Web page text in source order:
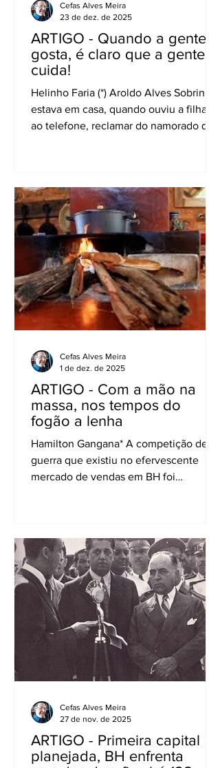
ARTIGO - Quando a gente
gosta, é claro que a gente
cuida!
Helinho Faria (*) Aroldo Alves Sobrinho
estava em casa, quando ouviu a filha,
ao telefone, reclamar do namorado que
clássicos da MPB, “Sozinho”, gravada
por Sandra de Sá e Caetano Veloso,
entre outros. A canção diz: “Por que
você me deixa tão solto? Por que você
não cola em mim? Tô me sentindo
muito sozinho... Quando a gente gosta
é claro que a gente cuida!” Mas o
Cefas Alves Meira
23 de dez. de 2025
ARTIGO - Com a mão na
massa, nos tempos do
fogão a lenha
Hamilton Gangana* A competição de
guerra que existiu no efervescente
mercado de vendas em BH foi
Mobiliário Fiel, Floriano Nogueira da
Gama, Casa do Rádio - A Televisão,
Pep’s, São José, Sears e Baú da
Felicidade fizeram história disputando
clientes na área central, onde se
concentrava o movimento, que evoluiu
com Arapuã, Pão de Açúcar, Casas
Bahia, Ponto Frio e Magaz
Cefas Alves Meira
1 de dez. de 2025
ARTIGO - Primeira capital
planejada, BH enfrenta
Cefas Alves Meira
27 de nov. de 2025